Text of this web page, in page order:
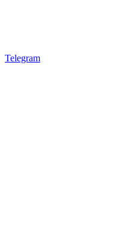
Telegram